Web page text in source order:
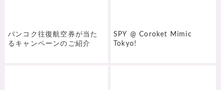
バンコク往復航空券が当た
るキャンペーンのご紹介
SPY @ Coroket Mimic
Tokyo!